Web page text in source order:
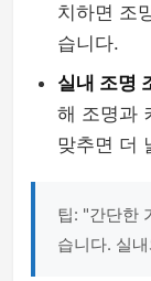
치하면 조
습니다.
실내 조명
해 조명과
맞추면 더
팁: "간단한
습니다. 실